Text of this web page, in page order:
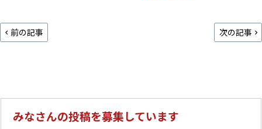
前の記事 次の記事
みなさんの投稿を募集しています